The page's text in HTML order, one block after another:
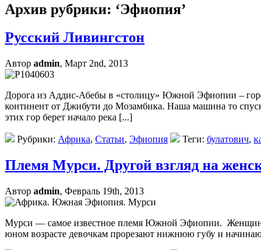
Архив рубрики: ‘Эфиопия’
Русский Ливингстон
Автор admin, Март 2nd, 2013
Дорога из Аддис-Абебы в «столицу» Южной Эфиопии –
континент от Джибути до Мозамбика. Наша машина то
этих гор берет начало река [...]
Рубрики: Африка, Статьи, Эфиопия Теги: булатович,
Племя Мурси. Другой взгляд на
Автор admin, Февраль 19th, 2013
Мурси — самое известное племя Южной Эфиопии. Женщин,
юном возрасте девочкам прорезают нижнюю губу и